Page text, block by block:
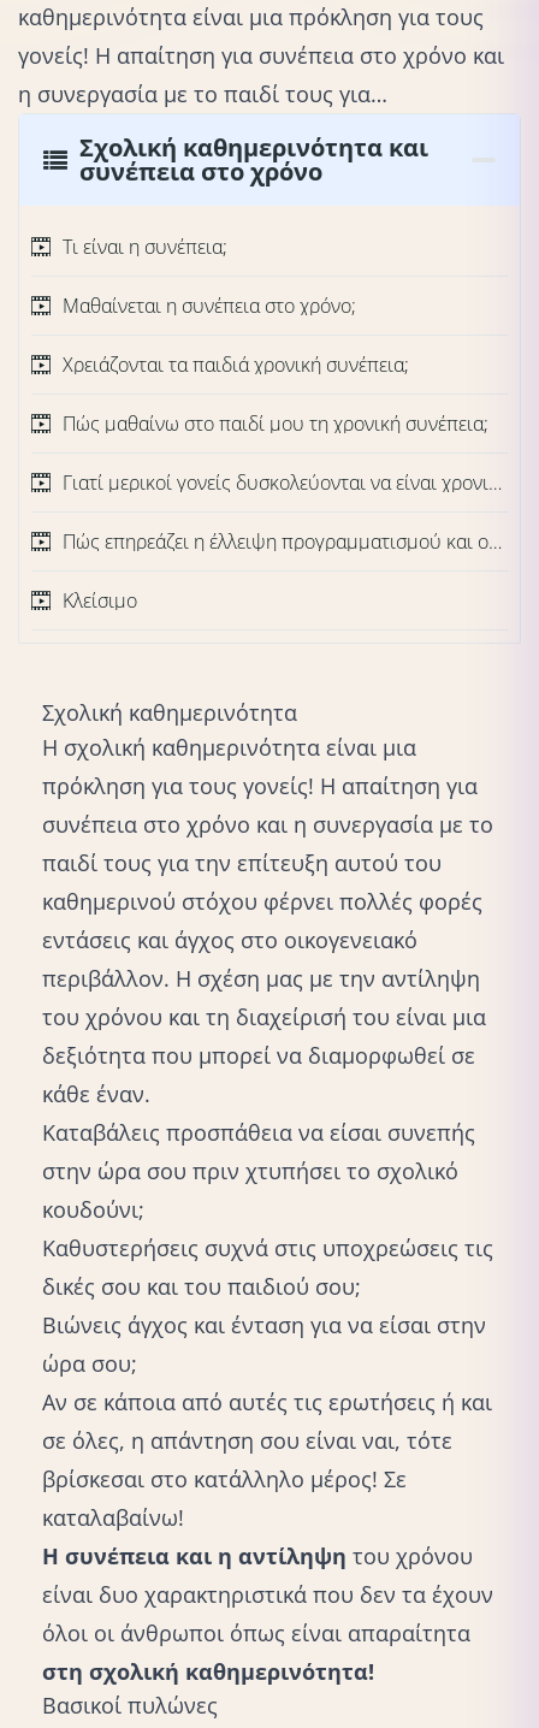
καθημερινότητα είναι μια πρόκληση για τους
γονείς! Η απαίτηση για συνέπεια στο χρόνο και
η συνεργασία με το παιδί τους για…
Σχολική καθημερινότητα και
συνέπεια στο χρόνο
Τι είναι η συνέπεια;
Μαθαίνεται η συνέπεια στο χρόνο;
Χρειάζονται τα παιδιά χρονική συνέπεια;
Πώς μαθαίνω στο παιδί μου τη χρονική συνέπεια;
Γιατί μερικοί γονείς δυσκολεύονται να είναι χρονικά συνεπείς;
Πώς επηρεάζει η έλλειψη προγραμματισμού και οριοθέτησης την παιδική συμπεριφορά;
Κλείσιμο
Σχολική καθημερινότητα
Η σχολική καθημερινότητα είναι μια
πρόκληση για τους γονείς! Η απαίτηση για
συνέπεια στο χρόνο και η συνεργασία με το
παιδί τους για την επίτευξη αυτού του
καθημερινού στόχου φέρνει πολλές φορές
εντάσεις και άγχος στο οικογενειακό
περιβάλλον. Η σχέση μας με την αντίληψη
του χρόνου και τη διαχείρισή του είναι μια
δεξιότητα που μπορεί να διαμορφωθεί σε
κάθε έναν.
Καταβάλεις προσπάθεια να είσαι συνεπής
στην ώρα σου πριν χτυπήσει το σχολικό
κουδούνι;
Καθυστερήσεις συχνά στις υποχρεώσεις τις
δικές σου και του παιδιού σου;
Βιώνεις άγχος και ένταση για να είσαι στην
ώρα σου;
Αν σε κάποια από αυτές τις ερωτήσεις ή και
σε όλες, η απάντηση σου είναι ναι, τότε
βρίσκεσαι στο κατάλληλο μέρος! Σε
καταλαβαίνω!
Η συνέπεια και η αντίληψη του χρόνου
είναι δυο χαρακτηριστικά που δεν τα έχουν
όλοι οι άνθρωποι όπως είναι απαραίτητα
στη σχολική καθημερινότητα!
Βασικοί πυλώνες